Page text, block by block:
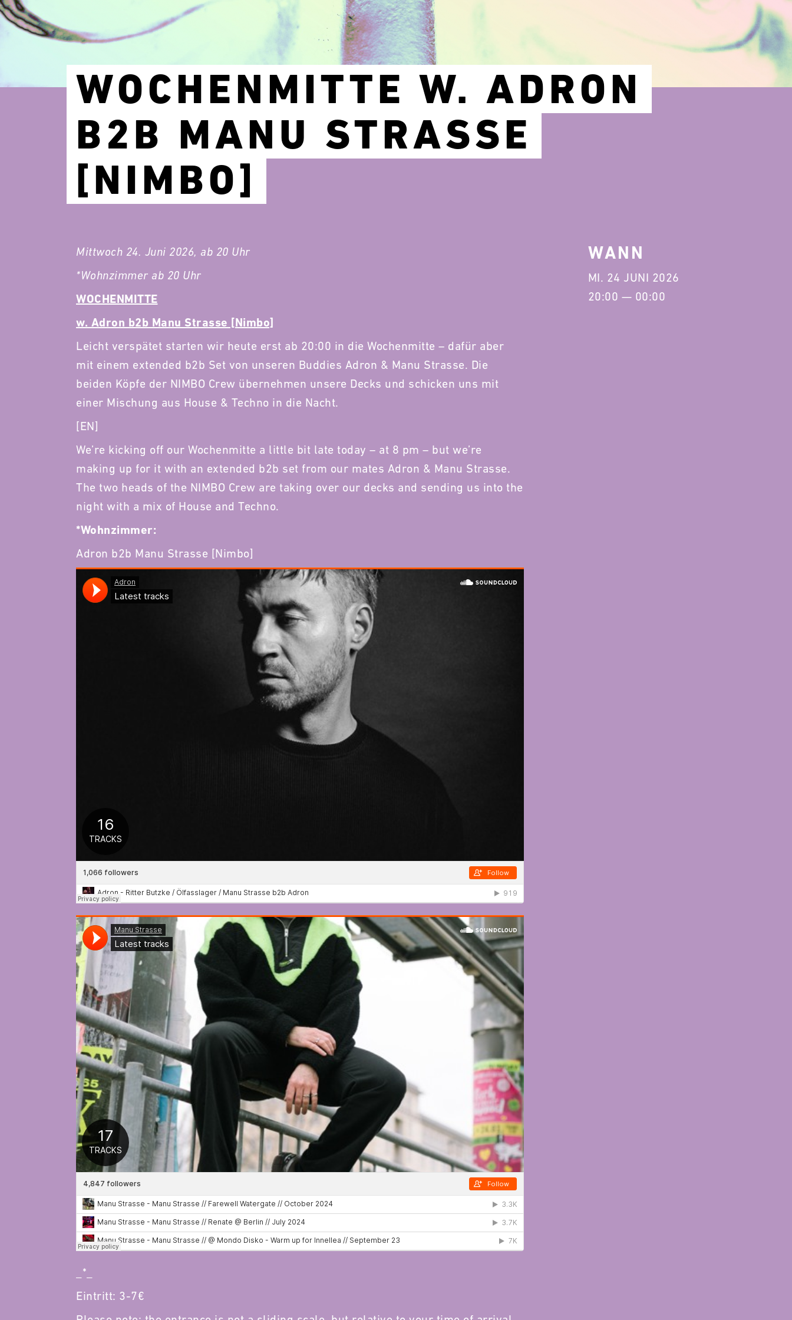
WOCHENMITTE W. ADRON
B2B MANU STRASSE
[NIMBO]
Mittwoch 24. Juni 2026, ab 20 Uhr
*Wohnzimmer ab 20 Uhr
WOCHENMITTE
w. Adron b2b Manu Strasse [Nimbo]
Leicht verspätet starten wir heute erst ab 20:00 in die Wochenmitte – dafür aber
mit einem extended b2b Set von unseren Buddies Adron & Manu Strasse. Die
beiden Köpfe der NIMBO Crew übernehmen unsere Decks und schicken uns mit
einer Mischung aus House & Techno in die Nacht.
[EN]
We’re kicking off our Wochenmitte a little bit late today – at 8 pm – but we’re
making up for it with an extended b2b set from our mates Adron & Manu Strasse.
The two heads of the NIMBO Crew are taking over our decks and sending us into the
night with a mix of House and Techno.
*Wohnzimmer:
Adron b2b Manu Strasse [Nimbo]
_*_
Eintritt: 3-7€
WANN
MI. 24 JUNI 2026
20:00 — 00:00